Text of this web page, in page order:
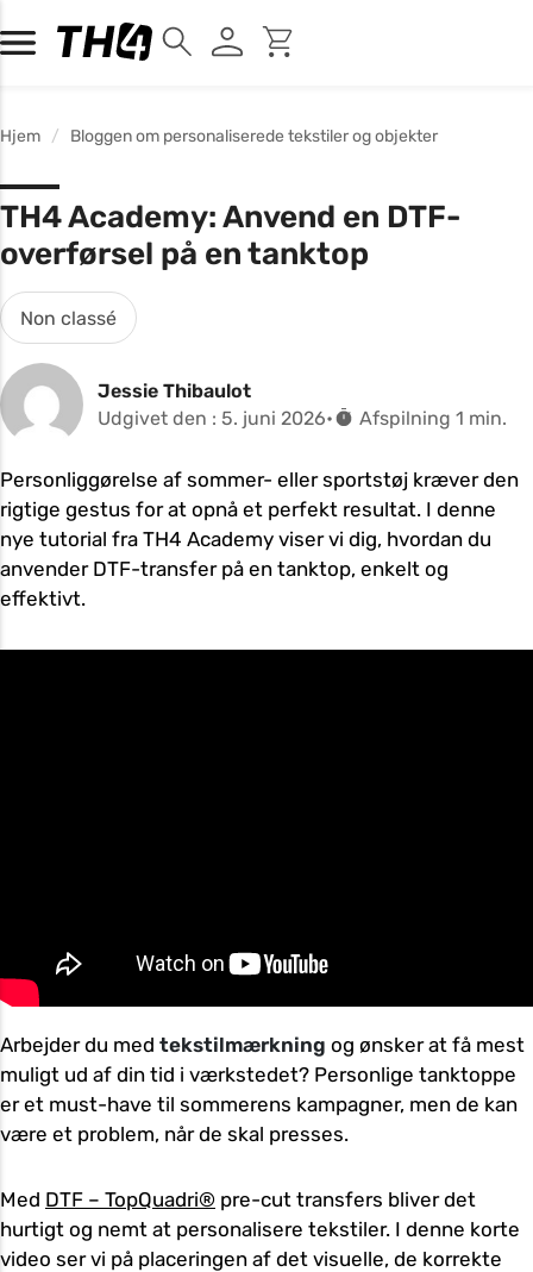
Hjem Bloggen om personaliserede tekstiler og objekter
TH4 Academy: Anvend en DTF-
overførsel på en tanktop
Non classé
Jessie Thibaulot
Udgivet den : 5. juni 2026
Afspilning 1 min.
Personliggørelse af sommer- eller sportstøj kræver den
rigtige gestus for at opnå et perfekt resultat. I denne
nye tutorial fra TH4 Academy viser vi dig, hvordan du
anvender DTF-transfer på en tanktop, enkelt og
effektivt.
Arbejder du med tekstilmærkning og ønsker at få mest
muligt ud af din tid i værkstedet? Personlige tanktoppe
er et must-have til sommerens kampagner, men de kan
være et problem, når de skal presses.
Med DTF – TopQuadri® pre-cut transfers bliver det
hurtigt og nemt at personalisere tekstiler. I denne korte
video ser vi på placeringen af det visuelle, de korrekte